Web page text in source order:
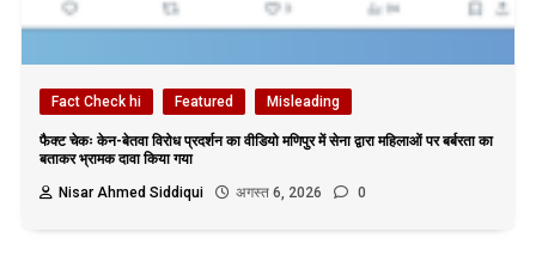
Fact Check hi Featured Misleading
फैक्ट चेकः केन-बेतवा विरोध प्रदर्शन का वीडियो मणिपुर में सेना द्वारा महिलाओं पर बर्बरता का
बताकर भ्रामक दावा किया गया
Nisar Ahmed Siddiqui
अगस्त 6, 2026 0